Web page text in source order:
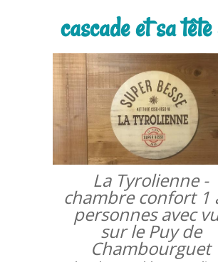
cascade et sa
La Tyrolienne -
chambre confort 1
personnes avec
sur le Puy de
Chambourguet